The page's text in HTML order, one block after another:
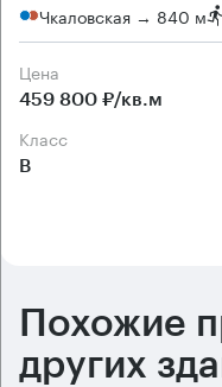
Чкаловская → 840 м
Цена
459 800 ₽/кв.м
класс
B
Похожие
других